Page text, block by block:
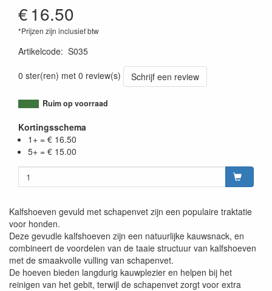
€16.50
*Prijzen zijn inclusief btw
Artikelcode: S035
0 ster(ren) met 0 review(s)
Schrijf een review
Ruim op voorraad
Kortingsschema
1+ = € 16.50
5+ = € 15.00
Kalfshoeven gevuld met schapenvet zijn een populaire traktatie
voor honden.
Deze gevudle kalfshoeven zijn een natuurlijke kauwsnack, en
combineert de voordelen van de taaie structuur van kalfshoeven
met de smaakvolle vulling van schapenvet.
De hoeven bieden langdurig kauwplezier en helpen bij het
reinigen van het gebit, terwijl de schapenvet zorgt voor extra